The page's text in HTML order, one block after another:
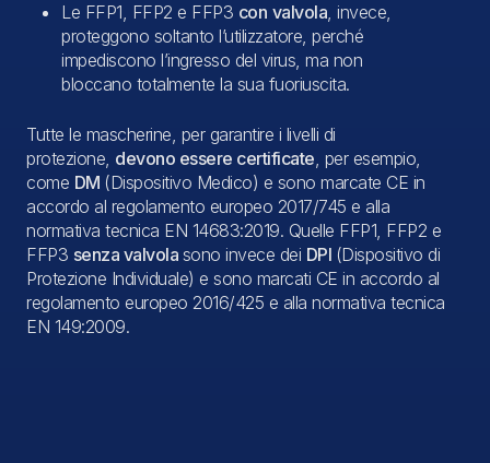
Le FFP1, FFP2 e FFP3 con valvola, invece,
proteggono soltanto l’utilizzatore, perché
impediscono l’ingresso del virus, ma non
bloccano totalmente la sua fuoriuscita.
Tutte le mascherine, per garantire i livelli di
protezione, devono essere certificate, per esempio,
come DM (Dispositivo Medico) e sono marcate CE in
accordo al regolamento europeo 2017/745 e alla
normativa tecnica EN 14683:2019. Quelle FFP1, FFP2 e
FFP3 senza valvola sono invece dei DPI (Dispositivo di
Protezione Individuale) e sono marcati CE in accordo al
regolamento europeo 2016/425 e alla normativa tecnica
EN 149:2009.